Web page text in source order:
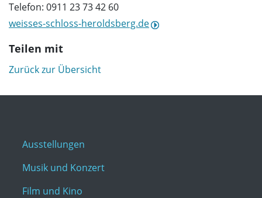
Telefon: 0911 23 73 42 60
weisses-schloss-heroldsberg.de
Teilen mit
Zurück zur Übersicht
Ausstellungen
Musik und Konzert
Film und Kino